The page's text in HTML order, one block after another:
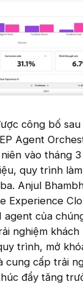
công bố
Agent
vào tháng
quy trình
Anjul
Experience
agent của
nghiệm
trình, mở
cung cấp trải
đẩy tăng